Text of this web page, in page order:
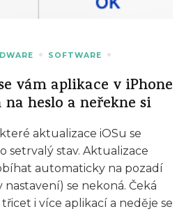
SOFTWARE
vám aplikace v iPhone
na heslo a neřekne si
aktualizace iOSu se
setrvalý stav. Aktualizace
automaticky na pozadí
se nekoná. Čeká
i více aplikací a neděje se